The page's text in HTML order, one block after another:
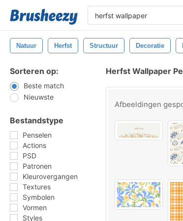
Natuur Herfst Structuur Decoratie
Sorteren op:
Beste match
Nieuwste
Bestandstype
Penselen
Actions
PSD
Patronen
Kleurovergangen
Textures
Symbolen
Vormen
Styles
Herfst Wallpaper
Afbeeldingen